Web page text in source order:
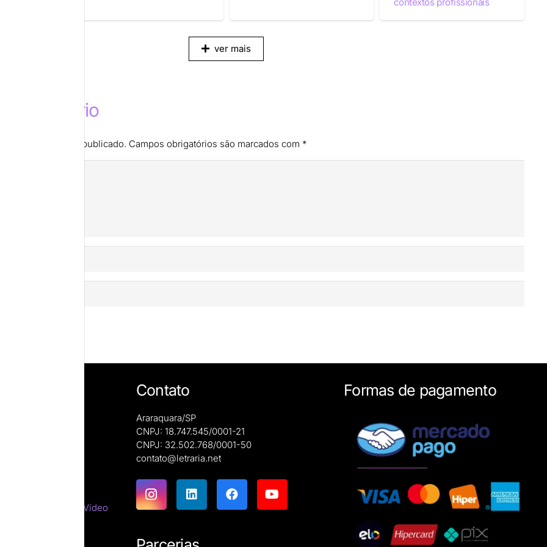
ver mais
comentário
e-mail não será publicado. Campos obrigatórios são marcados com *
do Cinema e do Vídeo
Contato
Araraquara/SP
CNPJ: 18.747.545/0001-21
CNPJ: 32.502.768/0001-50
contato@letraria.net
Formas de pagamento